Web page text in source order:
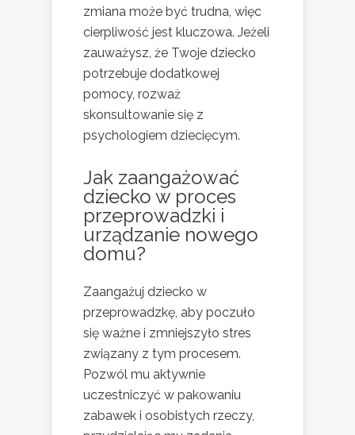
zmiana może być trudna, więc
cierpliwość jest kluczowa. Jeżeli
zauważysz, że Twoje dziecko
potrzebuje dodatkowej
pomocy, rozważ
skonsultowanie się z
psychologiem dziecięcym.
Jak zaangażować
dziecko w proces
przeprowadzki i
urządzanie nowego
domu?
Zaangażuj dziecko w
przeprowadzkę, aby poczuło
się ważne i zmniejszyło stres
związany z tym procesem.
Pozwól mu aktywnie
uczestniczyć w pakowaniu
zabawek i osobistych rzeczy,